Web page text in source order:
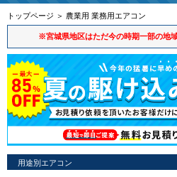
トップページ ＞ 農業用 業務用エアコン
※宮城県地区はただ今の時期一部の地
用途別エアコン